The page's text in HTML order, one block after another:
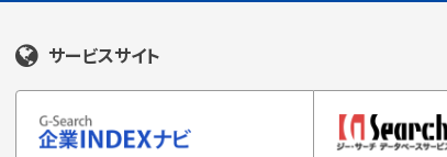
サービスサイト